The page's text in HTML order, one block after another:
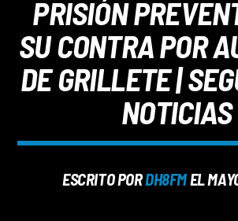
CANCIÓN ACTUAL
PRISIÓN
SU CONTRA POR
DE GRILLETE |
NOTICIAS
ESCRITO PORDH8FMEL